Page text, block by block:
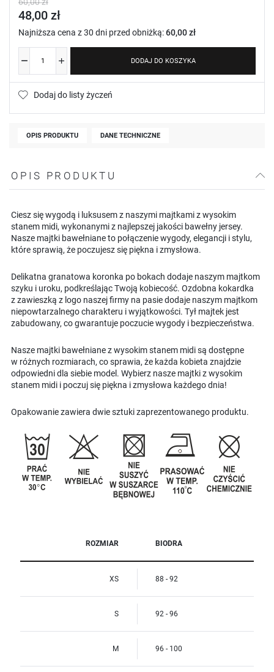
48,00 zł
Najniższa cena z 30 dni przed obniżką:60,00 zł
DODAJ DO KOSZYKA
Dodaj do listy życzeń
OPIS PRODUKTU DANE TECHNICZNE
OPIS PRODUKTU
Ciesz się wygodą i luksusem z naszymi majtkami z wysokim
stanem midi, wykonanymi z najlepszej jakości bawełny jersey.
Nasze majtki bawełniane to połączenie wygody, elegancji i stylu,
które sprawią, że poczujesz się piękna i zmysłowa.
Delikatna granatowa koronka po bokach dodaje naszym majtkom
szyku i uroku, podkreślając Twoją kobiecość. Ozdobna kokardka
z zawieszką z logo naszej firmy na pasie dodaje naszym majtkom
niepowtarzalnego charakteru i wyjątkowości. Tył majtek jest
zabudowany, co gwarantuje poczucie wygody i bezpieczeństwa.
Nasze majtki bawełniane z wysokim stanem midi są dostępne
w różnych rozmiarach, co sprawia, że każda kobieta znajdzie
odpowiedni dla siebie model. Wybierz nasze majtki z wysokim
stanem midi i poczuj się piękna i zmysłowa każdego dnia!
Opakowanie zawiera dwie sztuki zaprezentowanego produktu.
ROZMIAR BIODRA
XS 88 - 92
S 92 - 96
M 96 - 100